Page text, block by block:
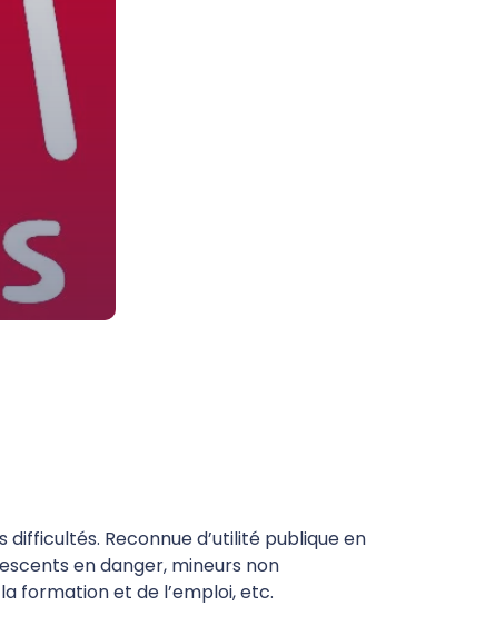
difficultés. Reconnue d’utilité publique en
en danger, mineurs non
formation et de l’emploi, etc.